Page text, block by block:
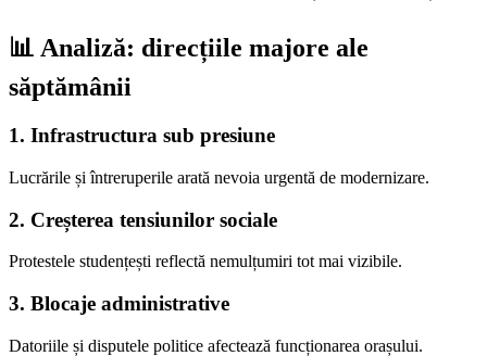
📊 Analiză: direcțiile majore ale
săptămânii
1. Infrastructura sub presiune
Lucrările și întreruperile arată nevoia urgentă de modernizare.
2. Creșterea tensiunilor sociale
Protestele studențești reflectă nemulțumiri tot mai vizibile.
3. Blocaje administrative
Datoriile și disputele politice afectează funcționarea orașului.